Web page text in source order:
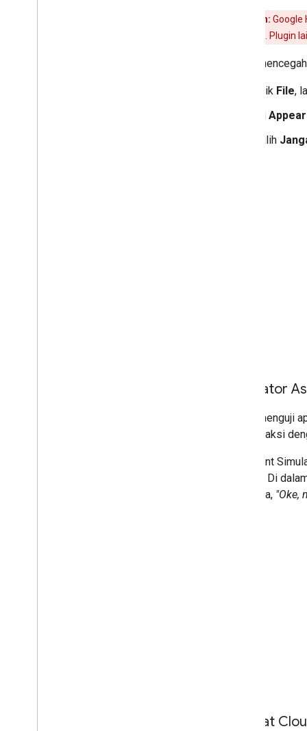
Peringatan: Google
. Plugin
Untuk mencegah
Klik File,
Di
Pilih
Simulator
Untuk menguji
berinteraksi
Assistant
Di
misalnya, "Oke,
Melihat